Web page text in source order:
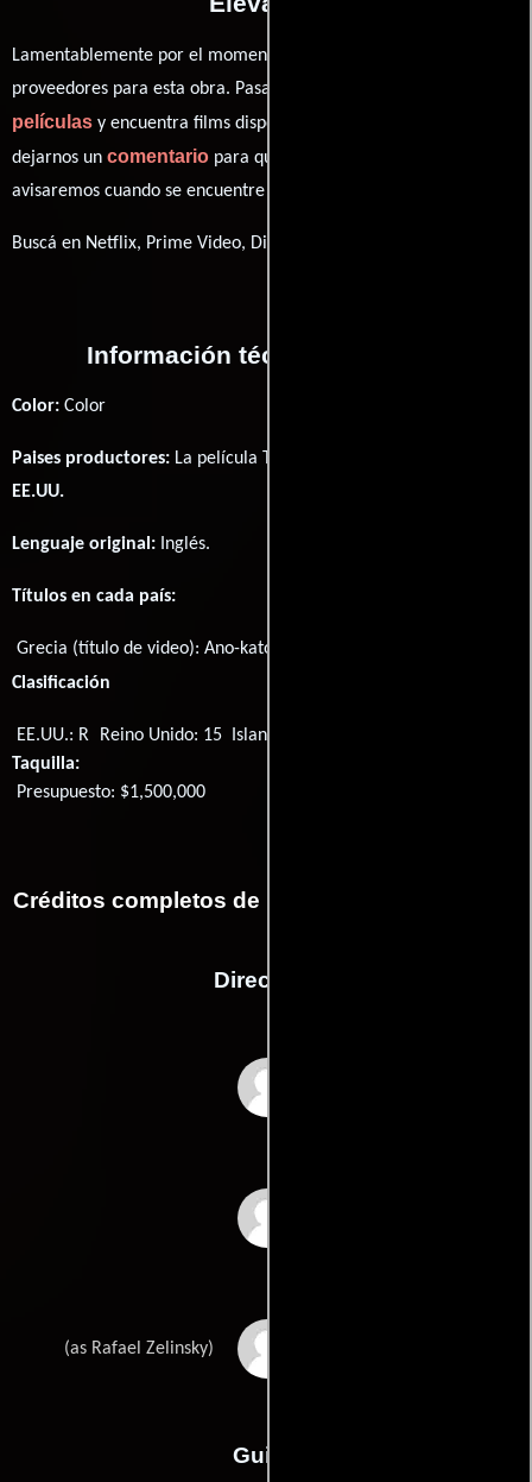
Lamentablemente por el momento no contamos con enlaces a
proveedores para esta obra. Pasa por nuestro catálogo de
películas y encuentra films disponibles. También puedes
dejarnos un comentario para que le demos prioridad y te
avisaremos cuando se encuentre disponible
Buscá en Netflix, Prime Video, Disney+
Información técnica y general
Color: Color
Paises productores: La película The Elevator fué producida en
EE.UU.
Lenguaje original: Inglés.
Títulos en cada país:
Grecia (título de video):Ano-kato
Clasificación
EE.UU.: R Reino Unido: 15
Islandia: L
Taquilla:
Presupuesto: $1,500,000
Créditos completos de la película The Elevator
Dirección
(as Rafael Zelinsky)
Guión